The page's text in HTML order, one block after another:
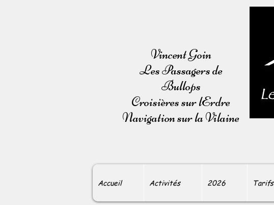
Vincent Goin
Les Passagers de
Bullops
Croisières sur lErdre
Navigation sur la Vilaine
Accueil Activités 2026 Tarifs